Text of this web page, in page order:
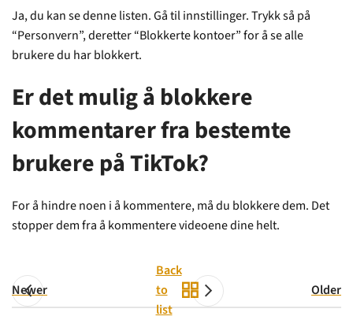
Ja, du kan se denne listen. Gå til innstillinger. Trykk så på
“Personvern”, deretter “Blokkerte kontoer” for å se alle
brukere du har blokkert.
Er det mulig å blokkere
kommentarer fra bestemte
brukere på TikTok?
For å hindre noen i å kommentere, må du blokkere dem. Det
stopper dem fra å kommentere videoene dine helt.
Newer
Back
to
list
Older